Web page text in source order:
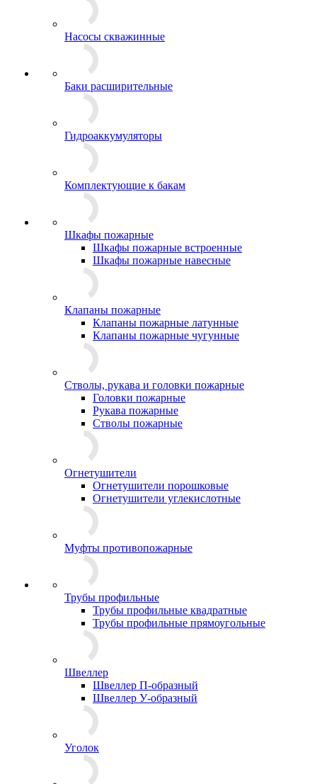
Насосы скважинные
Баки расширительные
Гидроаккумуляторы
Комплектующие к бакам
Шкафы пожарные
Шкафы пожарные встроенные
Шкафы пожарные навесные
Клапаны пожарные
Клапаны пожарные латунные
Клапаны пожарные чугунные
Стволы, рукава и головки пожарные
Головки пожарные
Рукава пожарные
Стволы пожарные
Огнетушители
Огнетушители порошковые
Огнетушители углекислотные
Муфты противопожарные
Трубы профильные
Трубы профильные квадратные
Трубы профильные прямоугольные
Швеллер
Швеллер П-образный
Швеллер У-образный
Уголок